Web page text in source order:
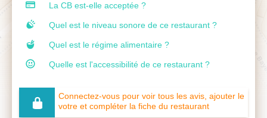
La CB est-elle acceptée ?
Quel est le niveau sonore de ce restaurant ?
Quel est le régime alimentaire ?
Quelle est l'accessibilité de ce restaurant ?
Connectez-vous pour voir tous les avis, ajouter le
votre et compléter la fiche du restaurant